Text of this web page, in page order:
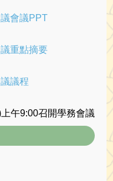
會議PPT
重點摘要
議程
午9:00召開學務會議